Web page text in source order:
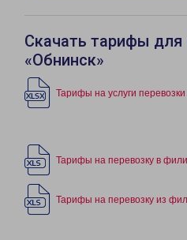
Скачать тарифы для
«Обнинск»
Тарифы на услуги перевозки
Тарифы на перевозку в
Тарифы на перевозку из